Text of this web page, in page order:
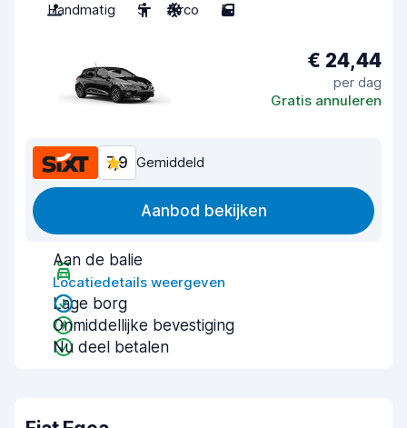
Handmatig
5 Airco 5
€ 24,44
per dag
Gratis annuleren
7,9 Gemiddeld
Aanbod bekijken
Aan de balie
Locatiedetails weergeven
Lage borg
Onmiddellijke bevestiging
Nu deel betalen